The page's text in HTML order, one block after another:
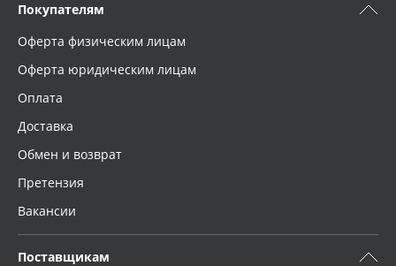
Покупателям
Оферта физическим лицам
Оферта юридическим лицам
Оплата
Доставка
Обмен и возврат
Претензия
Вакансии
Поставщикам